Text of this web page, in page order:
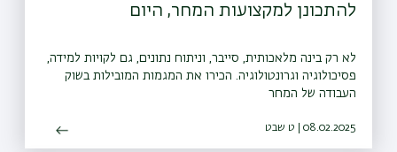
להתכונן למקצועות המחר, היום
לא רק בינה מלאכותית, סייבר, וניתוח נתונים, גם לקויות למידה,
פסיכולוגיה וגרונטולוגיה. הכירו את המגמות המובילות בשוק
העבודה של המחר
08.02.2025 | ט שבט